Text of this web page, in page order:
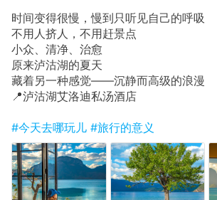
时间变得很慢，慢到只听见自己的呼吸
不用人挤人，不用赶景点
小众、清净、治愈
原来泸沽湖的夏天
藏着另一种感觉——沉静而高级的浪漫
📍泸沽湖艾洛迪私汤酒店
#今天去哪玩儿 #旅行的意义